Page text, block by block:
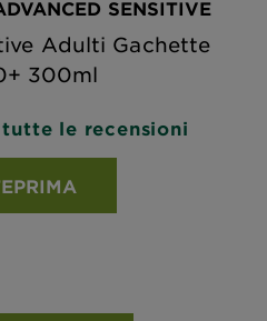
SENSITIVE
Adulti Gachette
300ml
le recensioni